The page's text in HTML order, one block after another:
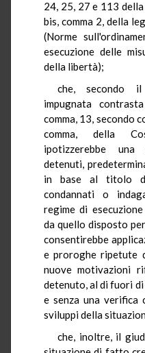
24, 25, 27 e 113
bis, comma 2, della
(Norme
esecuzione delle
della libertà);
che, secondo
impugnata
comma, 13, secondo
comma, della
ipotizzerebbe
detenuti,
in base al titolo
condannati o
regime di
da quello disposto
consentirebbe
e proroghe ripetute
nuove motivazioni
detenuto, al di fuori
e senza una verifica
sviluppi della
che, inoltre, il